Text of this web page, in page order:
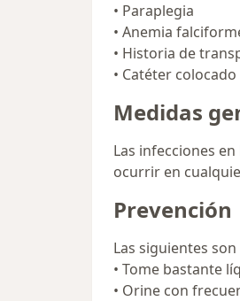
• Paraplegia
• Anemia
• Historia de
• Catéter
Medidas
Las infecciones
ocurrir en
Prevención
Las siguientes
• Tome bastante
• Orine con